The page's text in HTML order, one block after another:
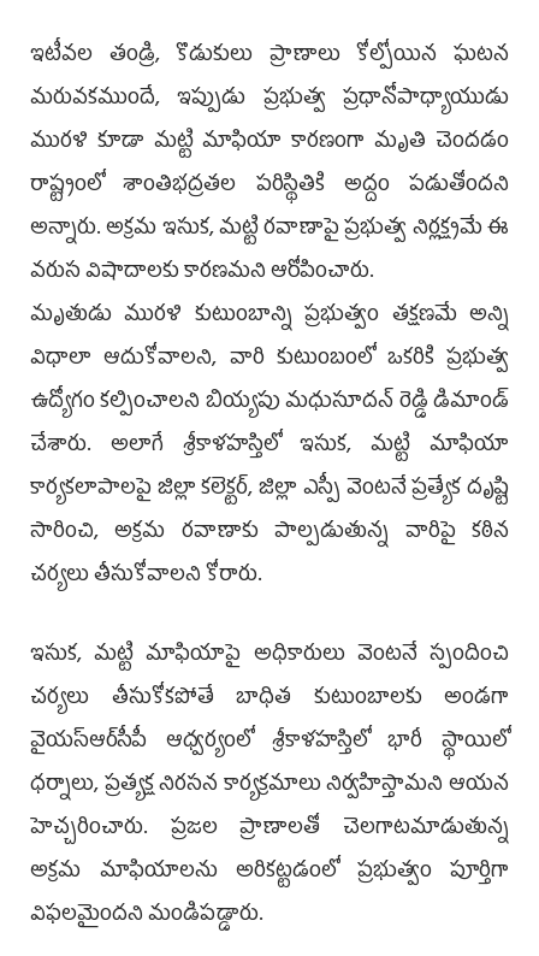
ఇటీవల తండ్రి, కొడుకులు ప్రాణాలు కోల్పోయిన ఘటన
మరువకముందే, ఇప్పుడు ప్రభుత్వ ప్రధానోపాధ్యాయుడు
మురళి కూడా మట్టి మాఫియా కారణంగా మృతి చెందడం
రాష్ట్రంలో శాంతిభద్రతల పరిస్థితికి అద్దం పడుతోందని
అన్నారు. అక్రమ ఇసుక, మట్టి రవాణాపై ప్రభుత్వ నిర్లక్ష్యమే ఈ
వరుస విషాదాలకు కారణమని ఆరోపించారు.
మృతుడు మురళి కుటుంబాన్ని ప్రభుత్వం తక్షణమే అన్ని
విధాలా ఆదుకోవాలని, వారి కుటుంబంలో ఒకరికి ప్రభుత్వ
ఉద్యోగం కల్పించాలని బియ్యపు మధుసూదన్ రెడ్డి డిమాండ్
చేశారు. అలాగే శ్రీకాళహస్తిలో ఇసుక, మట్టి మాఫియా
కార్యకలాపాలపై జిల్లా కలెక్టర్, జిల్లా ఎస్పీ వెంటనే ప్రత్యేక దృష్టి
సారించి, అక్రమ రవాణాకు పాల్పడుతున్న వారిపై కఠిన
చర్యలు తీసుకోవాలని కోరారు.
ఇసుక, మట్టి మాఫియాపై అధికారులు వెంటనే స్పందించి
చర్యలు తీసుకోకపోతే బాధిత కుటుంబాలకు అండగా
వైయ‌స్ఆర్‌సీపీ ఆధ్వర్యంలో శ్రీకాళహస్తిలో భారీ స్థాయిలో
ధర్నాలు, ప్రత్యక్ష నిరసన కార్యక్రమాలు నిర్వహిస్తామని ఆయన
హెచ్చరించారు. ప్రజల ప్రాణాలతో చెలగాటమాడుతున్న
అక్రమ మాఫియాలను అరికట్టడంలో ప్రభుత్వం పూర్తిగా
విఫలమైందని మండిపడ్డారు.